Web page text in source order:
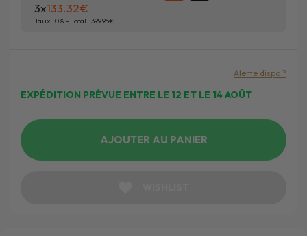
3x133.32
Taux : 0% - Total : 399.95
EXPÉDITION PRÉVUE ENTRE LE 12 ET LE 14 AOÛT
Alerte dispo ?
AJOUTER AU PANIER